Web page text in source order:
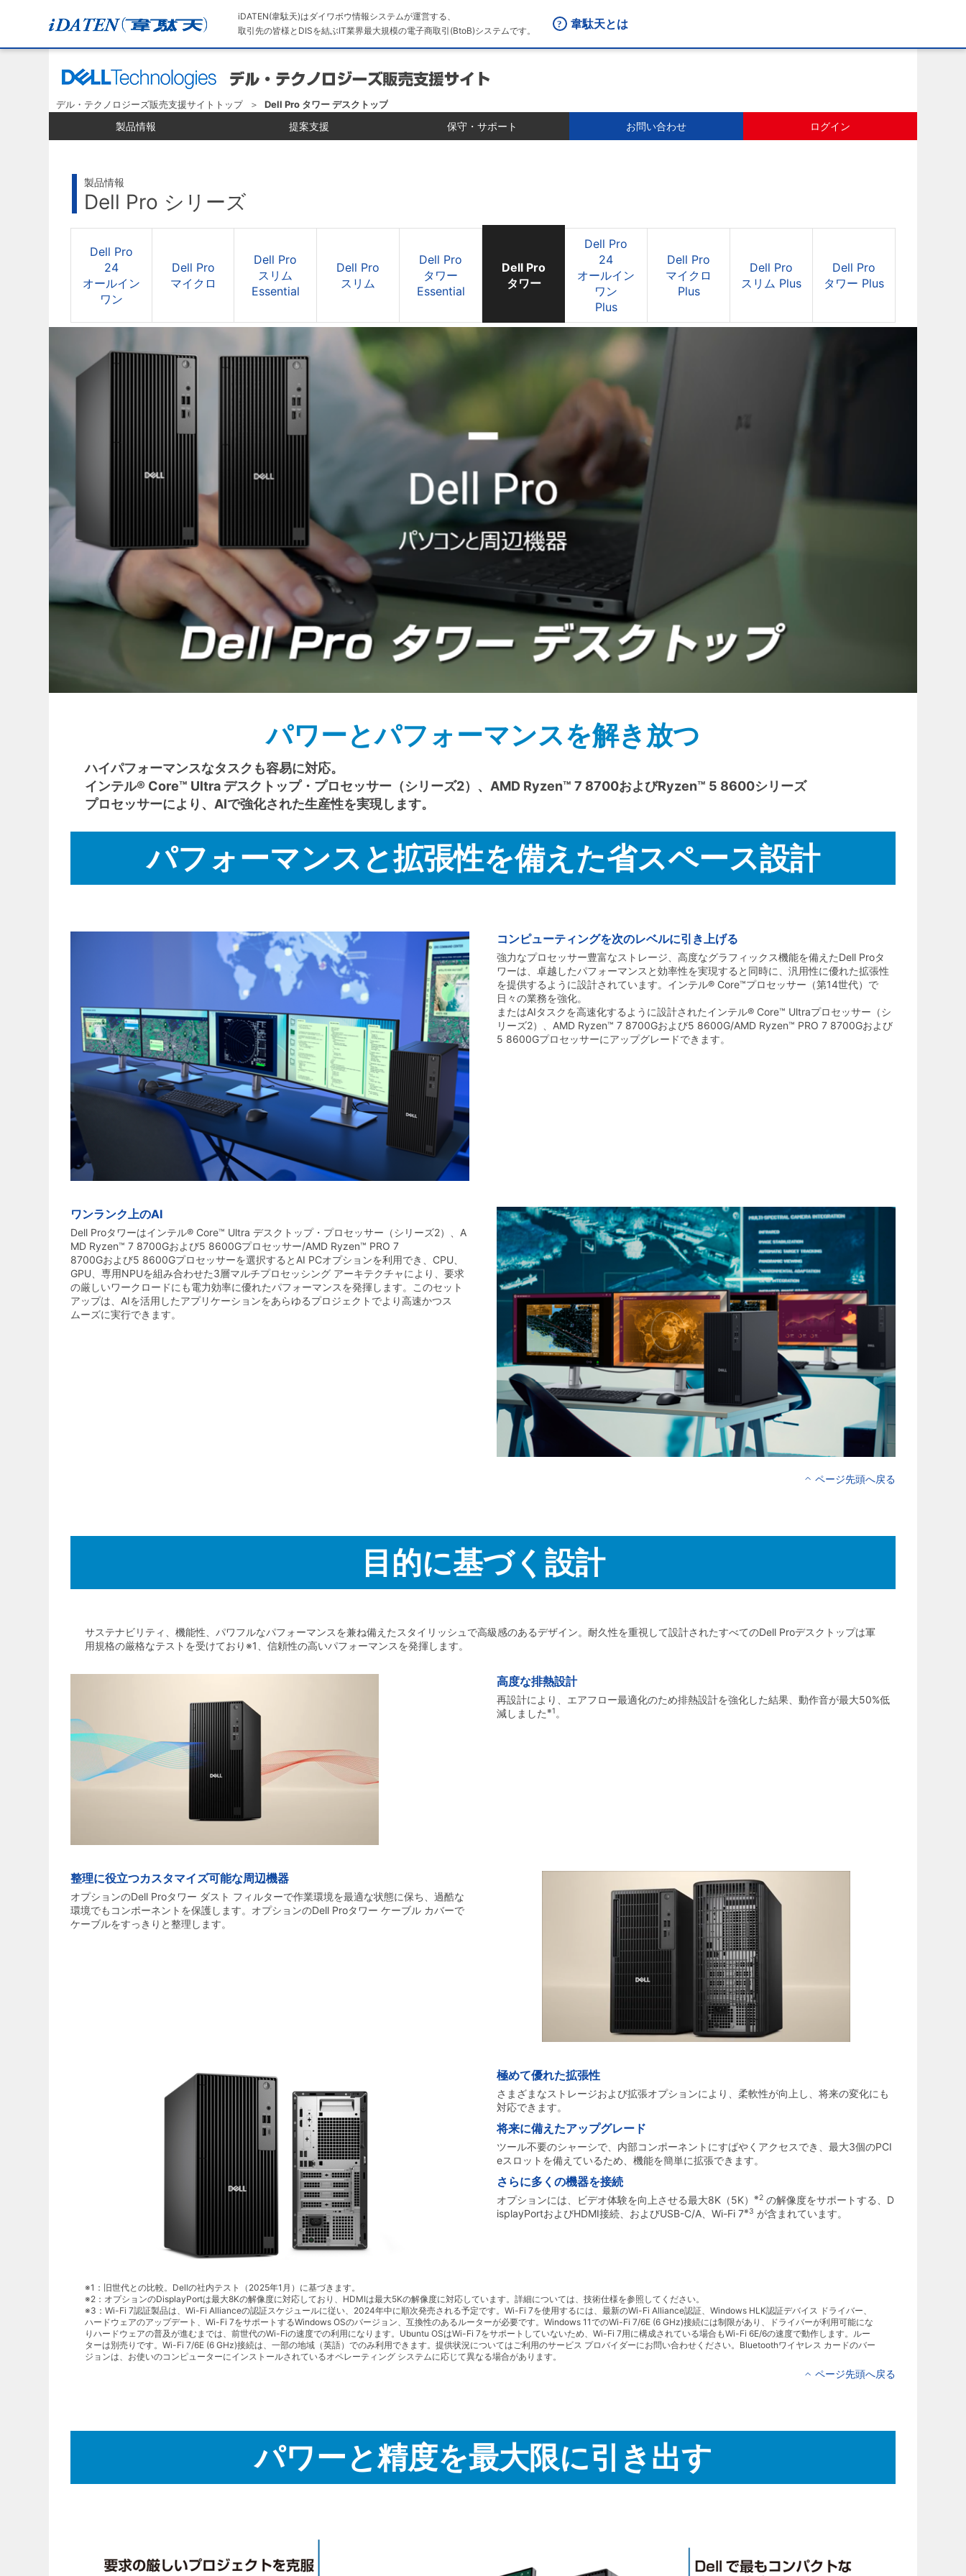
iDATEN(韋駄天)はダイワボウ情報システムが運営する、
取引先の皆様とDISを結ぶIT業界最大規模の電子商取引(BtoB)システムです。
韋駄天とは
デル・テクノロジーズ販売支援サイトトップ Dell Pro タワー デスクトップ
製品情報 提案支援 保守・サポート お問い合わせ ログイン
製品情報
Dell Pro シリーズ
Dell Pro
24
オールイン
ワン
Dell Pro
マイクロ
Dell Pro
スリム
Essential
Dell Pro
スリム
Dell Pro
タワー
Essential
Dell Pro
タワー
Dell Pro
24
オールイン
ワン
Plus
Dell Pro
マイクロ
Plus
Dell Pro
スリム Plus
Dell Pro
タワー Plus
パワーとパフォーマンスを解き放つ
ハイパフォーマンスなタスクも容易に対応。
インテル® Core™ Ultra デスクトップ・プロセッサー（シリーズ2）、AMD Ryzen™ 7 8700およびRyzen™ 5 8600シリーズ
プロセッサーにより、AIで強化された生産性を実現します。
パフォーマンスと拡張性を備えた省スペース設計
コンピューティングを次のレベルに引き上げる
強力なプロセッサー豊富なストレージ、高度なグラフィックス機能を備えたDell Proタ
ワーは、卓越したパフォーマンスと効率性を実現すると同時に、汎用性に優れた拡張性
を提供するように設計されています。インテル® Core™プロセッサー（第14世代）で
日々の業務を強化。
またはAIタスクを高速化するように設計されたインテル® Core™ Ultraプロセッサー（シ
リーズ2）、AMD Ryzen™ 7 8700Gおよび5 8600G/AMD Ryzen™ PRO 7 8700Gおよび
5 8600Gプロセッサーにアップグレードできます。
ワンランク上のAI
Dell Proタワーはインテル® Core™ Ultra デスクトップ・プロセッサー（シリーズ2）、A
MD Ryzen™ 7 8700Gおよび5 8600Gプロセッサー/AMD Ryzen™ PRO 7
8700Gおよび5 8600Gプロセッサーを選択するとAI PCオプションを利用でき、CPU、
GPU、専用NPUを組み合わせた3層マルチプロセッシング アーキテクチャにより、要求
の厳しいワークロードにも電力効率に優れたパフォーマンスを発揮します。このセット
アップは、AIを活用したアプリケーションをあらゆるプロジェクトでより高速かつス
ムーズに実行できます。
ページ先頭へ戻る
目的に基づく設計
サステナビリティ、機能性、パワフルなパフォーマンスを兼ね備えたスタイリッシュで高級感のあるデザイン。耐久性を重視して設計されたすべてのDell Proデスクトップは軍
用規格の厳格なテストを受けており※1、信頼性の高いパフォーマンスを発揮します。
高度な排熱設計
再設計により、エアフロー最適化のため排熱設計を強化した結果、動作音が最大50%低
減しました※1 。
整理に役立つカスタマイズ可能な周辺機器
オプションのDell Proタワー ダスト フィルターで作業環境を最適な状態に保ち、過酷な
環境でもコンポーネントを保護します。オプションのDell Proタワー ケーブル カバーで
ケーブルをすっきりと整理します。
極めて優れた拡張性
さまざまなストレージおよび拡張オプションにより、柔軟性が向上し、将来の変化にも
対応できます。
将来に備えたアップグレード
ツール不要のシャーシで、内部コンポーネントにすばやくアクセスでき、最大3個のPCI
eスロットを備えているため、機能を簡単に拡張できます。
さらに多くの機器を接続
オプションには、ビデオ体験を向上させる最大8K（5K） ※2の解像度をサポートする、D
isplayPortおよびHDMI接続、およびUSB-C/A、Wi-Fi 7※3 が含まれています。
※1：旧世代との比較。Dellの社内テスト（2025年1月）に基づきます。
※2：オプションのDisplayPortは最大8Kの解像度に対応しており、HDMIは最大5Kの解像度に対応しています。詳細については、技術仕様を参照してください。
※3：Wi-Fi 7認証製品は、Wi-Fi Allianceの認証スケジュールに従い、2024年中に順次発売される予定です。Wi-Fi 7を使用するには、最新のWi-Fi Alliance認証、Windows HLK認証デバイス ドライバー、
ハードウェアのアップデート、Wi-Fi 7をサポートするWindows OSのバージョン、互換性のあるルーターが必要です。Windows 11でのWi-Fi 7/6E (6 GHz)接続には制限があり、ドライバーが利用可能にな
りハードウェアの普及が進むまでは、前世代のWi-Fiの速度での利用になります。Ubuntu OSはWi-Fi 7をサポートしていないため、Wi-Fi 7用に構成されている場合もWi-Fi 6E/6の速度で動作します。ルー
ターは別売りです。Wi-Fi 7/6E (6 GHz)接続は、一部の地域（英語）でのみ利用できます。提供状況についてはご利用のサービス プロバイダーにお問い合わせください。Bluetoothワイヤレス カードのバー
ジョンは、お使いのコンピューターにインストールされているオペレーティング システムに応じて異なる場合があります。
ページ先頭へ戻る
パワーと精度を最大限に引き出す